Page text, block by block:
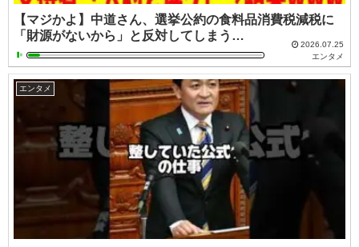
【マジかよ】中道さん、選挙公約の食料品消費税減税に
「財源がないから」と反対してしまう…
2026.07.25
エンタメ
エンタメ